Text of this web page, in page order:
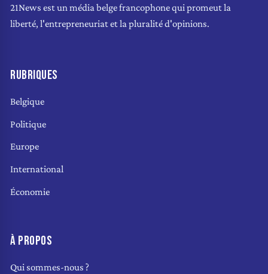
21News est un média belge francophone qui promeut la
liberté, l'entrepreneuriat et la pluralité d'opinions.
RUBRIQUES
Belgique
Politique
Europe
International
Économie
À PROPOS
Qui sommes-nous ?